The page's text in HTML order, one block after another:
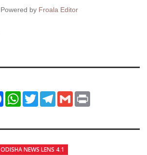
Powered by Froala Editor
FacebookWhatsApp
TwitterTelegram
Gmail
ODISHA NEWS LENS 4.1